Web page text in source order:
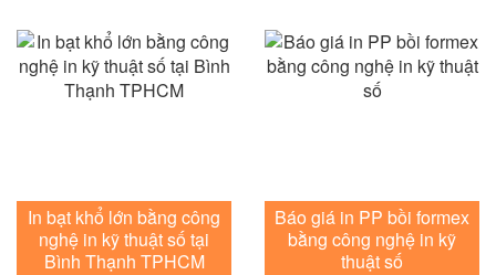
In bạt khổ lớn bằng công
nghệ in kỹ thuật số tại
Bình Thạnh TPHCM
Báo giá in PP bồi formex
bằng công nghệ in kỹ
thuật số